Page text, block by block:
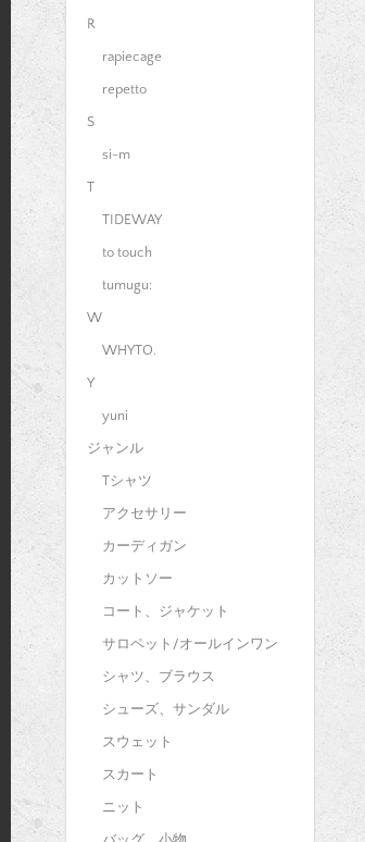
R
rapiecage
repetto
S
si-m
T
TIDEWAY
to touch
tumugu:
W
WHYTO.
Y
yuni
ジャンル
Tシャツ
アクセサリー
カーディガン
カットソー
コート、ジャケット
サロペット/オールインワン
シャツ、ブラウス
シューズ、サンダル
スウェット
スカート
ニット